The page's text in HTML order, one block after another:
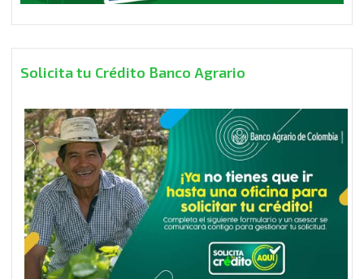
Solicita tu Crédito Banco Agrario